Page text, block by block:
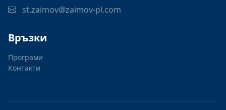
st.zaimov@zaimov-pl.com
Връзки
Програми
Контакти